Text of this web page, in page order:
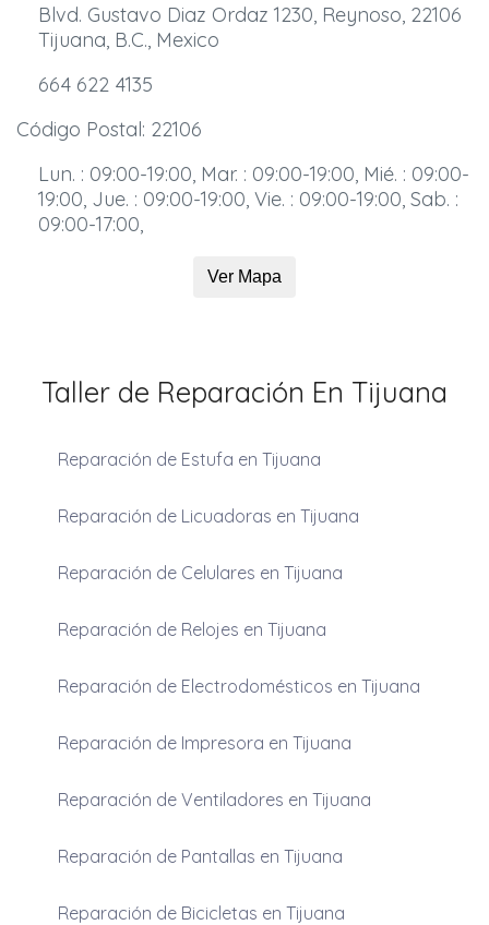
Blvd. Gustavo Diaz Ordaz 1230, Reynoso, 22106
Tijuana, B.C., Mexico
664 622 4135
Código Postal: 22106
Lun. : 09:00-19:00, Mar. : 09:00-19:00, Mié. : 09:00-
19:00, Jue. : 09:00-19:00, Vie. : 09:00-19:00, Sab. :
09:00-17:00,
Ver Mapa
Taller de Reparación En Tijuana
Reparación de Estufa en Tijuana
Reparación de Licuadoras en Tijuana
Reparación de Celulares en Tijuana
Reparación de Relojes en Tijuana
Reparación de Electrodomésticos en Tijuana
Reparación de Impresora en Tijuana
Reparación de Ventiladores en Tijuana
Reparación de Pantallas en Tijuana
Reparación de Bicicletas en Tijuana